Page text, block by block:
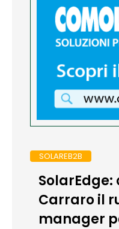
SOLAREB2B
Carraro il
manager